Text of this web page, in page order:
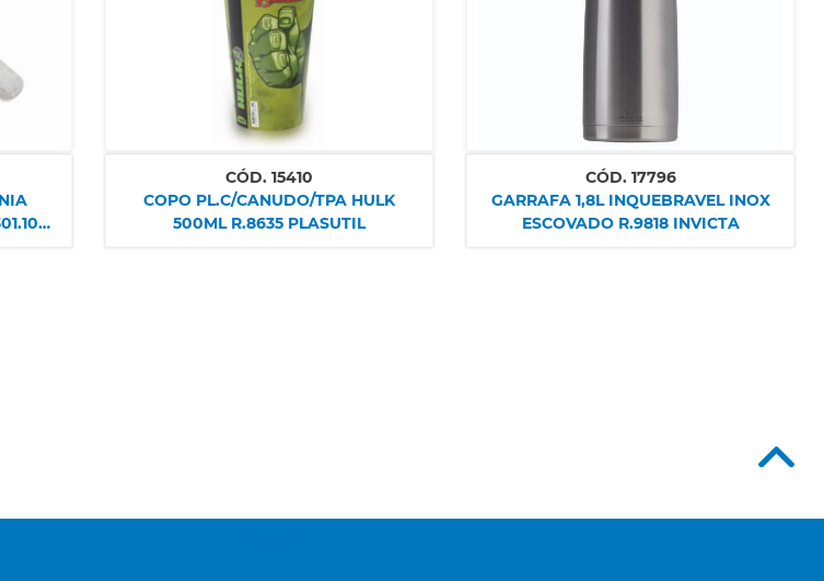
CÓD. 15410
COPO PL.C/CANUDO/TPA HULK
500ML R.8635 PLASUTIL
CÓD. 17796
GARRAFA 1,8L INQUEBRAVEL INOX
ESCOVADO R.9818 INVICTA